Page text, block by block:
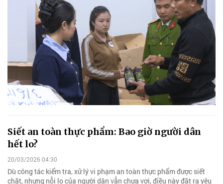
Siết an toàn thực phẩm: Bao giờ người dân
hết lo?
20/03/2026 04:30
Dù công tác kiểm tra, xử lý vi phạm an toàn thực phẩm được siết
chặt, nhưng nỗi lo của người dân vẫn chưa vơi, điều này đặt ra yêu